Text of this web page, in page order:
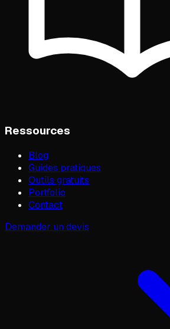
Ressources
Blog
Guides pratiques
Outils gratuits
Portfolio
Contact
Demander un devis